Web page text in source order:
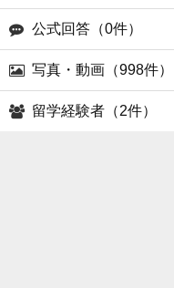
公式回答（0件）
写真・動画（998件）
留学経験者（2件）